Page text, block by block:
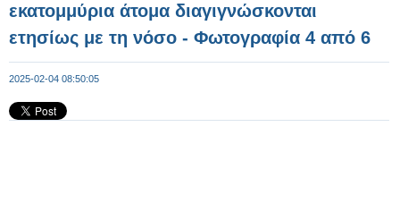
εκατομμύρια άτομα διαγιγνώσκονται
ετησίως με τη νόσο - Φωτογραφία 4 από 6
2025-02-04 08:50:05